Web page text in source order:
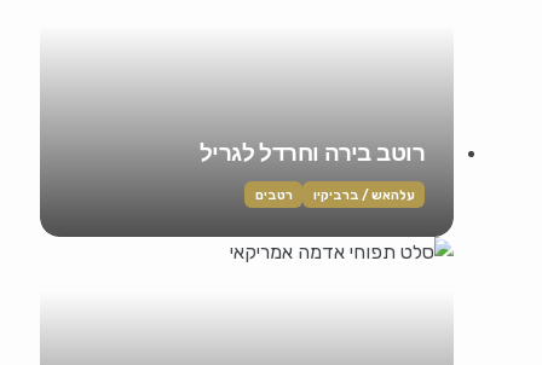
רוטב בירה וחרדל לגריל
עלהאש / ברביקיו רטבים